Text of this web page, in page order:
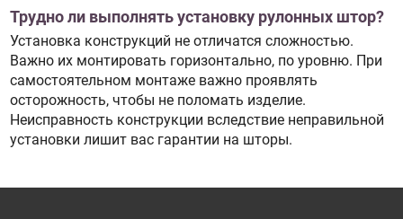
Трудно ли выполнять установку рулонных штор?
Установка конструкций не отличатся сложностью.
Важно их монтировать горизонтально, по уровню. При
самостоятельном монтаже важно проявлять
осторожность, чтобы не поломать изделие.
Неисправность конструкции вследствие неправильной
установки лишит вас гарантии на шторы.